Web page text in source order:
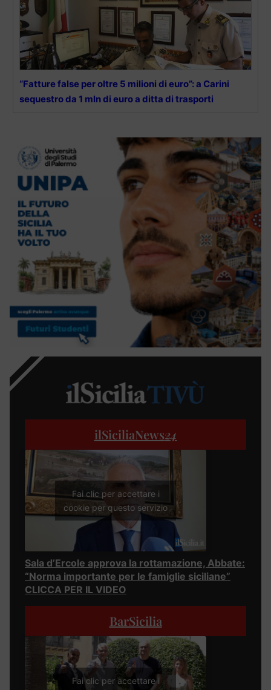
“Fatture false per oltre 5 milioni di euro”: a Carini
sequestro da 1 mln di euro a ditta di trasporti
ilSiciliaNews24
Fai clic per accettare i
cookie per questo servizio
Sala d’Ercole approva la rottamazione, Abbate:
“Norma importante per le famiglie siciliane”
CLICCA PER IL VIDEO
BarSicilia
Fai clic per accettare i